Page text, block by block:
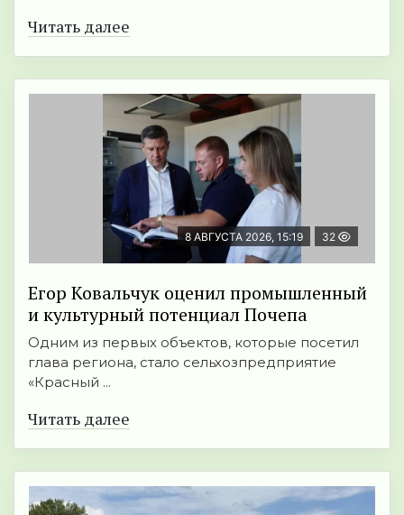
Читать далее
8 АВГУСТА 2026, 15:19 32
Егор Ковальчук оценил промышленный
и культурный потенциал Почепа
Одним из первых объектов, которые посетил
глава региона, стало сельхозпредприятие
«Красный ...
Читать далее